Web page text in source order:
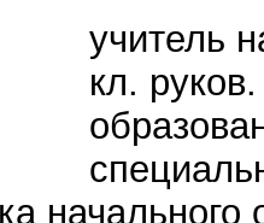
учитель
кл.
начального